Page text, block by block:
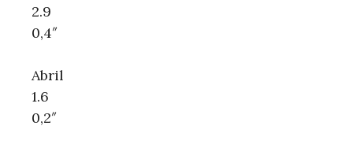
2.9
0,4″
Abril
1.6
0,2″